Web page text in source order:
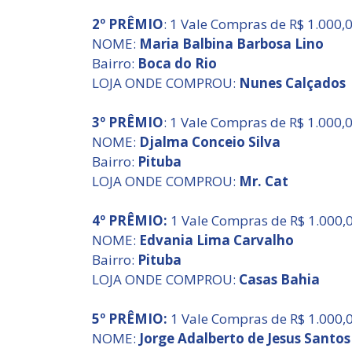
2º PRÊMIO: 1 Vale Compras de R$
NOME: Maria Balbina Barbosa Lino
Bairro: Boca do Rio
LOJA ONDE COMPROU: Nunes Calçados
3º PRÊMIO: 1 Vale Compras de R$
NOME: Djalma Conceio Silva
Bairro: Pituba
LOJA ONDE COMPROU: Mr. Cat
4º PRÊMIO: 1 Vale Compras de R$
NOME: Edvania Lima Carvalho
Bairro: Pituba
LOJA ONDE COMPROU: Casas Bahia
5º PRÊMIO: 1 Vale Compras de R$
NOME: Jorge Adalberto de Jesus Santos